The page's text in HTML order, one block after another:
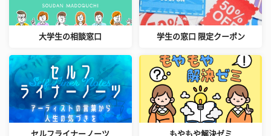
大学生の相談窓口 学生の窓口 限定クーポン
セルフライナーノーツ もやもや解決ゼミ